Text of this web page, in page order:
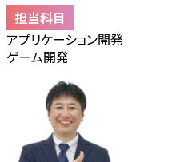
担当科目
アプリケーション開発
ゲーム開発